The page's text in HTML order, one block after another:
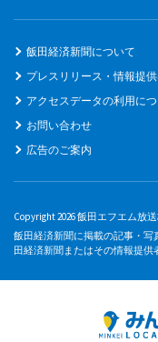
飯田経済新聞について
プレスリリース・情報提
アクセスデータの利用に
お問い合わせ
広告のご案内
Copyright 2026 飯田エフエム放
飯田経済新聞に掲載の記事・写
田経済新聞またはその情報提供